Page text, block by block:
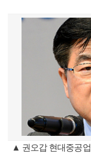
▲ 권오갑 현대중공